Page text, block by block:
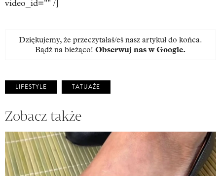
video_id="" /]
Dziękujemy, że przeczytałaś/eś nasz artykuł do końca.
Bądź na bieżąco! Obserwuj nas w Google.
LIFESTYLE TATUAŻE
Zobacz także